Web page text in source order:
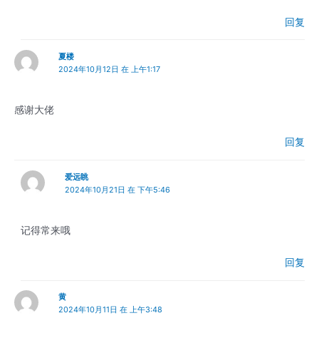
回复
夏楼
2024年10月12日 在 上午1:17
感谢大佬
回复
爱远眺
2024年10月21日 在 下午5:46
记得常来哦
回复
黄
2024年10月11日 在 上午3:48